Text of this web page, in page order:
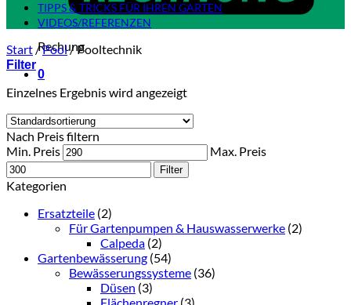
Rechung
0
TIPPS & TRICKS FÜR IHREN GARTEN
VIDEOS/REFERENZEN
Start /Pool/Pooltechnik
Filter
Einzelnes Ergebnis wird angezeigt
Nach Preis filtern
Min. Preis
Max. Preis
Filter
Kategorien
Ersatzteile (2)
Für Gartenpumpen & Hauswasserwerke (2)
Calpeda (2)
Gartenbewässerung (54)
Bewässerungssysteme (36)
Düsen (3)